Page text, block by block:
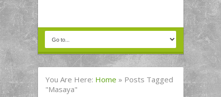
You Are Here: Home » Posts Tagged
"Masaya"